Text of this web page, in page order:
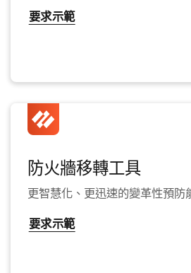
要求示範
防火牆移轉工具
更智慧化、更迅速的變革性預防
要求示範